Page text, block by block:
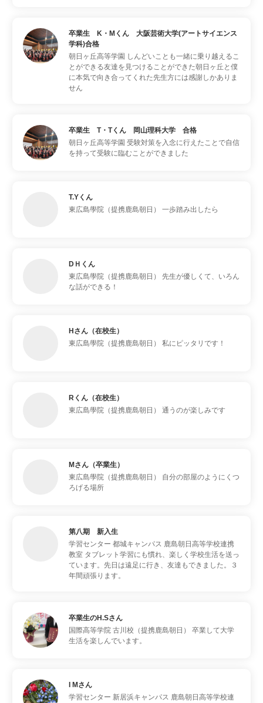
卒業生 K・Mくん 大阪芸術大学(アートサイエンス
学科)合格
朝日ヶ丘高等学園 しんどいことも一緒に乗り越えるこ
とができる友達を見つけることができた朝日ヶ丘と僕
に本気で向き合ってくれた先生方には感謝しかありま
せん
卒業生 T・Tくん 岡山理科大学 合格
朝日ヶ丘高等学園 受験対策を入念に行えたことで自信
を持って受験に臨むことができました
T.Yくん
東広島學院（提携鹿島朝日）
一歩踏み出したら
DＨくん
東広島學院（提携鹿島朝日）
先生が優しくて、いろん
な話ができる！
Hさん（在校生）
東広島學院（提携鹿島朝日）
私にピッタリです！
Rくん（在校生）
東広島學院（提携鹿島朝日）
通うのが楽しみです
Mさん（卒業生）
東広島學院（提携鹿島朝日）
自分の部屋のようにくつ
ろげる場所
第八期 新入生
学習センター 都城キャンパス 鹿島朝日高等学校連携
教室 タブレット学習にも慣れ、楽しく学校生活を送っ
ています。先日は遠足に行き、友達もできました。３
年間頑張ります。
卒業生のH.Sさん
国際高等学院 古川校（提携鹿島朝日）
卒業して大学
生活を楽しんでいます。
I Mさん
学習センター 新居浜キャンパス 鹿島朝日高等学校連